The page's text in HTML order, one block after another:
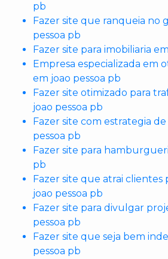
pb
Fazer site que ranqueia no
pessoa pb
Fazer site para imobiliaria
Empresa especializada em
em joao pessoa pb
Fazer site otimizado para
joao pessoa pb
Fazer site com estrategia de
pessoa pb
Fazer site para
pb
Fazer site que atrai clientes
joao pessoa pb
Fazer site para divulgar
pessoa pb
Fazer site que seja bem
pessoa pb